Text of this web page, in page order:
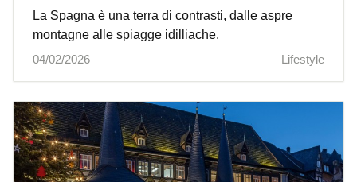
La Spagna è una terra di contrasti, dalle aspre
montagne alle spiagge idilliache.
04/02/2026
Lifestyle